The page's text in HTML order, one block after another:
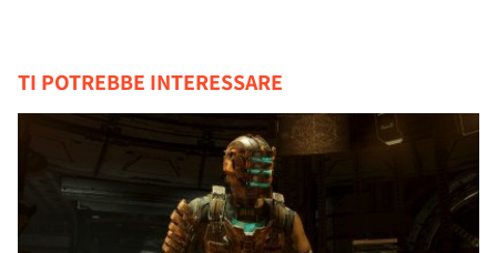
TI POTREBBE INTERESSARE